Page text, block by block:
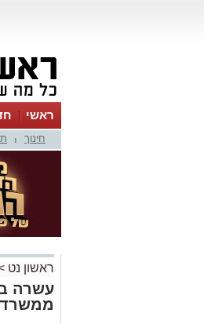
ראשי
חינוך
ראשון נט
עשרה
ממשרד